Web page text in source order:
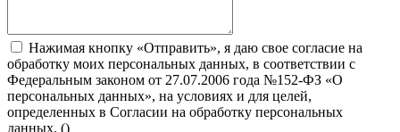
Нажимая кнопку «Отправить», я даю свое согласие на
обработку моих персональных данных, в соответствии с
Федеральным законом от 27.07.2006 года №152-ФЗ «О
персональных данных», на условиях и для целей,
определенных в Согласии на обработку персональных
данных. ()